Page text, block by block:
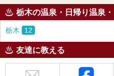
栃木の温泉・日帰り温泉
栃木 12
友達に教える